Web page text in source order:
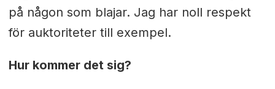
på någon som blajar. Jag har noll respekt
för auktoriteter till exempel.
Hur kommer det sig?